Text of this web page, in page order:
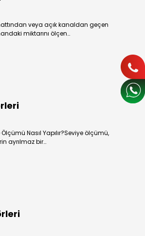
veya açık kanaldan geçen
miktarını ölçen…
Nasıl Yapılır?Seviye ölçümü,
ayrılmaz bir…